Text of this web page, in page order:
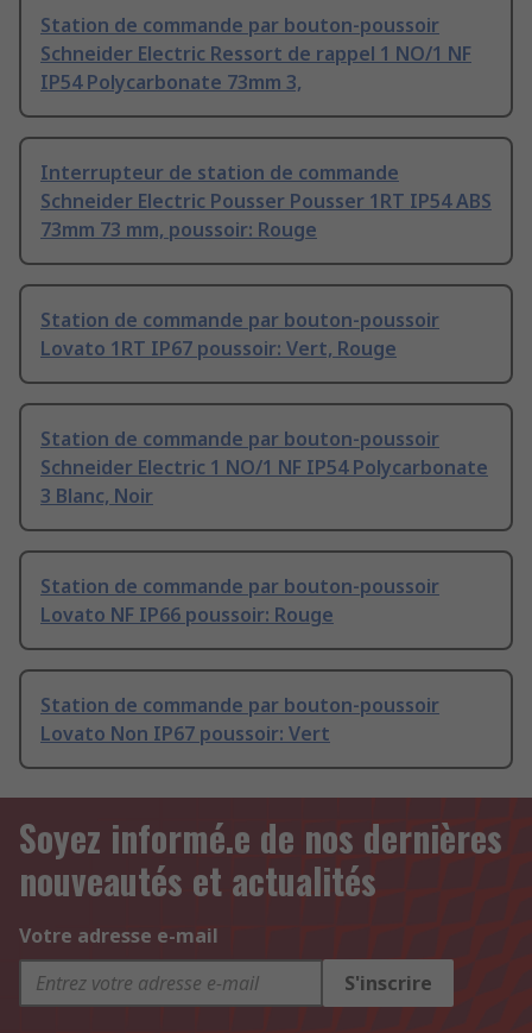
Station de commande par bouton-poussoir
Schneider Electric Ressort de rappel 1 NO/1 NF
IP54 Polycarbonate 73mm 3,
Interrupteur de station de commande
Schneider Electric Pousser Pousser 1RT IP54 ABS
73mm 73 mm, poussoir: Rouge
Station de commande par bouton-poussoir
Lovato 1RT IP67 poussoir: Vert, Rouge
Station de commande par bouton-poussoir
Schneider Electric 1 NO/1 NF IP54 Polycarbonate
3 Blanc, Noir
Station de commande par bouton-poussoir
Lovato NF IP66 poussoir: Rouge
Station de commande par bouton-poussoir
Lovato Non IP67 poussoir: Vert
Soyez informé.e de nos dernières
nouveautés et actualités
Votre adresse e-mail
S'inscrire